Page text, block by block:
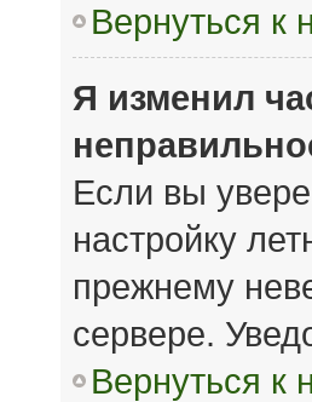
Вернуться к
Я изменил
Если вы
настройку
прежнему
сервере.
Вернуться к